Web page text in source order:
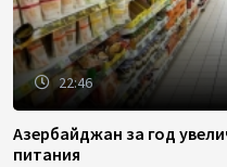
22:46
Азербайджан за год
питания